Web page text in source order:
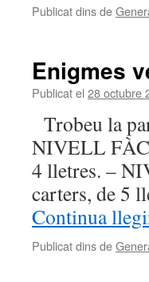
Publicat dins de
Enigmes
Publicat el 28 octubre
Trobeu la
NIVELL
4 lletres. –
carters, de 5
Continua
Publicat dins de